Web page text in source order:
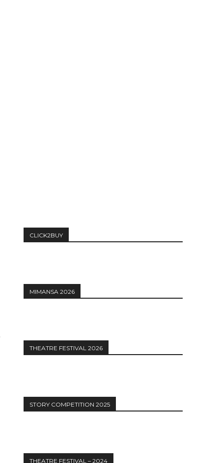
CLICK2BUY
MIMANSA 2026
THEATRE FESTIVAL 2026
STORY COMPETITION 2025
THEATRE FESTIVAL – 2024